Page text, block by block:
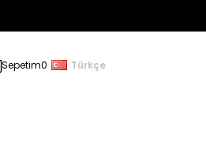
Sepetim0 Türkçe